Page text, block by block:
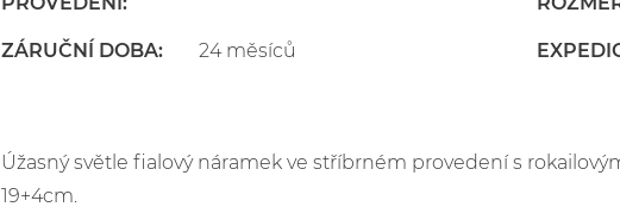
ZÁRUČNÍ DOBA: 24 měsíců
Úžasný světle fialový náramek ve stříbrném provedení s
19+4cm.